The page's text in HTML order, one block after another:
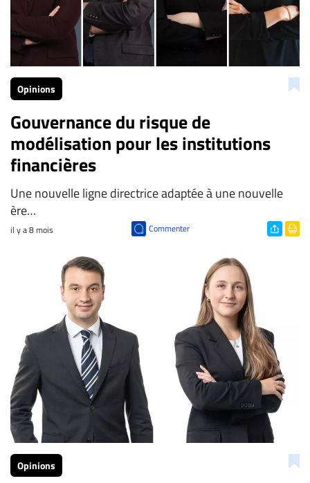
Politique de
confidentialité
Opinions
Gouvernance du risque de
modélisation pour les institutions
financières
Une nouvelle ligne directrice adaptée à une nouvelle
ère…
il y a 8 mois Commenter
Opinions